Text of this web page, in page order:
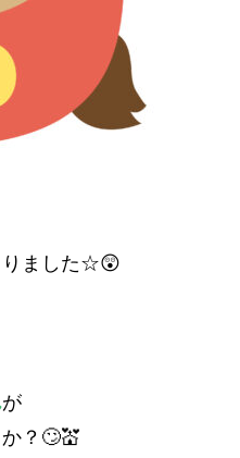
りました☆😲
が
？🙄💒